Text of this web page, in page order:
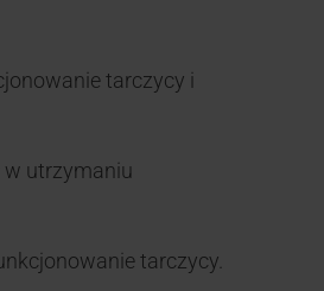
tarczycy i
w utrzymaniu
tarczycy.